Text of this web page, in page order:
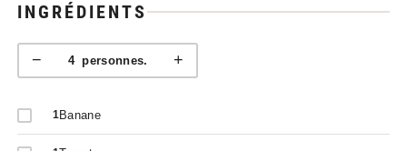
INGRÉDIENTS
− 4personnes. +
1Banane